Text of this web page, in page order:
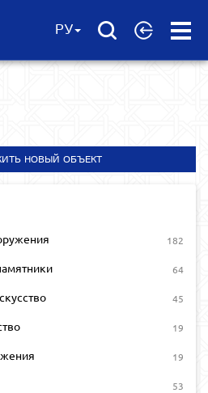
Open
РУ
НОВЫЙ ОБЪЕКТ
182
64
45
19
19
53